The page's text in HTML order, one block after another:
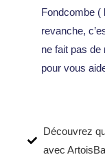
Fondcombe (
revanche,
ne fait pas
pour vous
Découvrez
avec